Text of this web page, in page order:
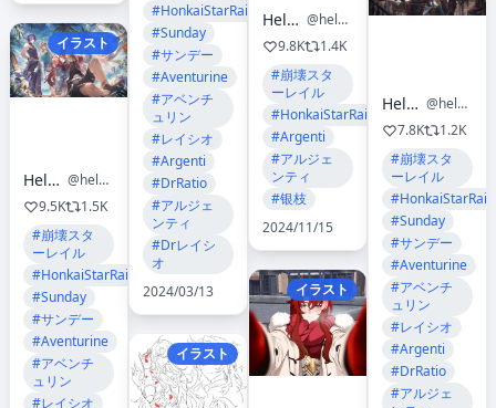
イラスト
Helen Zhao
@helen_zzhao
9.5K
1.5K
#崩壊スタ
ーレイル
#HonkaiStarRail
#Sunday
#サンデー
#Aventurine
#アベンチ
ュリン
#レイシオ
#HonkaiStarRail
#Sunday
#サンデー
#Aventurine
#アベンチ
ュリン
#レイシオ
#Argenti
#DrRatio
#アルジェ
ンティ
#Drレイシ
オ
2024/03/13
イラスト
Helen Zhao
@helen_zzhao
9.8K
1.4K
#崩壊スタ
ーレイル
#HonkaiStarRail
#Argenti
#アルジェ
ンティ
#银枝
2024/11/15
イラスト
Helen Zhao
@helen_zzhao
7.8K
1.2K
#崩壊スタ
ーレイル
#HonkaiStarRail
#Sunday
#サンデー
#Aventurine
#アベンチ
ュリン
#レイシオ
#Argenti
#DrRatio
#アルジェ